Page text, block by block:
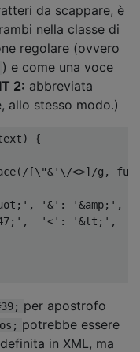
da scappare, è
nella classe di
regolare (ovvero
) e come una voce
2: abbreviata
allo stesso modo.)
)
{
( /[\"&'\/<>]/g ,
, '&' : '&amp;' ,
, '<' : '&lt;' ,
per apostrofo
potrebbe essere
in XML, ma